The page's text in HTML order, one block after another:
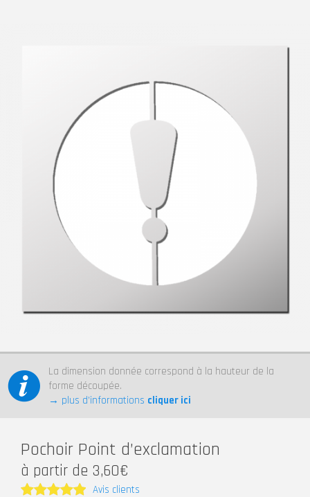
La dimension donnée correspond à la hauteur de la
forme découpée.
→ plus d’informations cliquer ici
Pochoir Point d’exclamation
à partir de 3,60€
Avis clients